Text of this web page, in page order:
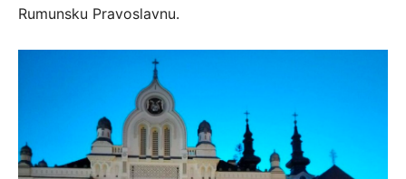
Rumunsku Pravoslavnu.